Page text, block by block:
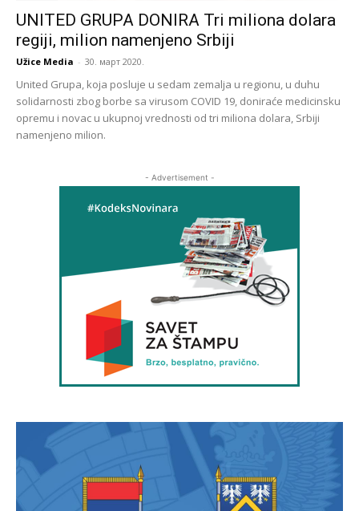
UNITED GRUPA DONIRA Tri miliona dolara
regiji, milion namenjeno Srbiji
Užice Media - 30. март 2020.
United Grupa, koja posluje u sedam zemalja u regionu, u duhu
solidarnosti zbog borbe sa virusom COVID 19, doniraće medicinsku
opremu i novac u ukupnoj vrednosti od tri miliona dolara, Srbiji
namenjeno milion.
- Advertisement -